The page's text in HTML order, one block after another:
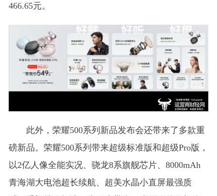
466.65元。
此外，荣耀500系列新品发布会还带来了多款重
磅新品。荣耀500系列带来超级标准版和超级Pro版，
以2亿人像全能实况、骁龙8系旗舰芯片、8000mAh
青海湖大电池超长续航、超美水晶小直屏最强质